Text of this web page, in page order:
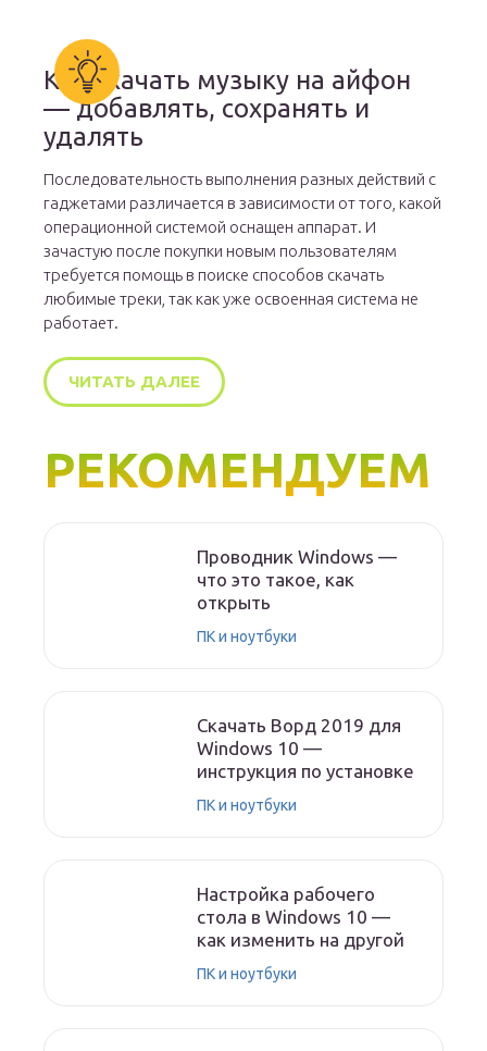
Как скачать музыку на айфон
— добавлять, сохранять и
удалять
Последовательность выполнения разных действий с
гаджетами различается в зависимости от того, какой
операционной системой оснащен аппарат. И
зачастую после покупки новым пользователям
требуется помощь в поиске способов скачать
любимые треки, так как уже освоенная система не
работает.
ЧИТАТЬ ДАЛЕЕ
РЕКОМЕНДУЕМ
Проводник Windows —
что это такое, как
открыть
ПК и ноутбуки
Скачать Ворд 2019 для
Windows 10 —
инструкция по установке
ПК и ноутбуки
Настройка рабочего
стола в Windows 10 —
как изменить на другой
ПК и ноутбуки